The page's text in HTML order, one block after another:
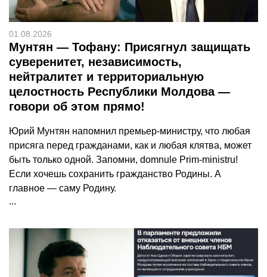
01.08.2026
Мунтян — Тофану: Присягнул защищать
суверенитет, независимость,
нейтралитет и территориальную
целостность Республики Молдова —
говори об этом прямо!
Юрий Мунтян напомнил премьер-министру, что любая
присяга перед гражданами, как и любая клятва, может
быть только одной. Запомни, domnule Prim-ministru!
Если хочешь сохранить гражданство Родины. А
главное — саму Родину.
...